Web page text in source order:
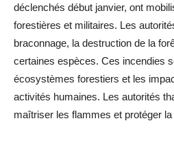
déclenchés début janvier, ont
forestières et militaires. Les
braconnage, la destruction de la
certaines espèces. Ces incendies
écosystèmes forestiers et les
activités humaines. Les autorités
maîtriser les flammes et protéger